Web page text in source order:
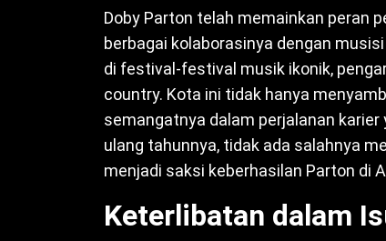
Doby Parton telah memainkan peran
berbagai kolaborasinya dengan
di festival-festival musik ikonik,
country. Kota ini tidak hanya
semangatnya dalam perjalanan karier
ulang tahunnya, tidak ada salahnya
menjadi saksi keberhasilan Parton di
Keterlibatan dalam